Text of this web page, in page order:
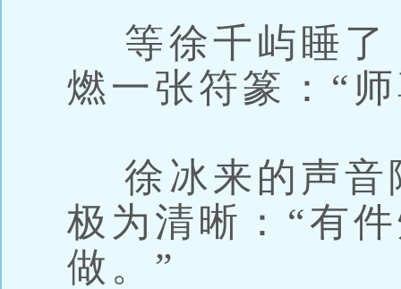
等徐千屿睡了
燃一张符篆：“
徐冰来的声音
极为清晰：“有
做。”